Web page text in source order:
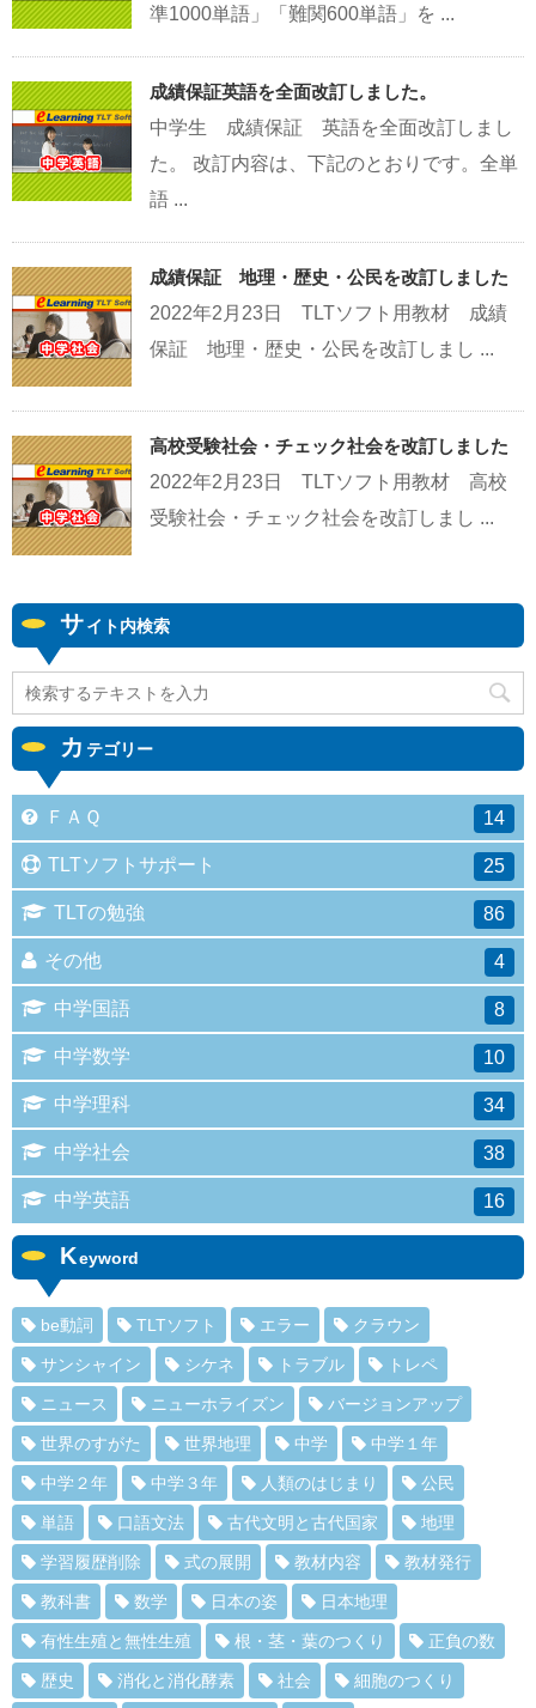
準1000単語」「難関600単語」を ...
成績保証英語を全面改訂しました。
中学生 成績保証 英語を全面改訂しまし
た。 改訂内容は、下記のとおりです。全単
語 ...
成績保証 地理・歴史・公民を改訂しました
2022年2月23日 TLTソフト用教材 成績
保証 地理・歴史・公民を改訂しまし ...
高校受験社会・チェック社会を改訂しました
2022年2月23日 TLTソフト用教材 高校
受験社会・チェック社会を改訂しまし ...
サイト内検索
カ テゴリー
ＦＡＱ 14
TLTソフトサポート 25
TLTの勉強 86
その他 4
中学国語 8
中学数学 10
中学理科 34
中学社会 38
中学英語 16
Keyword
be動詞 TLTソフト エラー クラウン
サンシャイン シケネ トラブル トレペ
ニュース ニューホライズン バージョンアップ
世界のすがた 世界地理 中学 中学１年
中学２年 中学３年 人類のはじまり 公民
単語 口語文法 古代文明と古代国家 地理
学習履歴削除 式の展開 教材内容 教材発行
教科書 数学 日本の姿 日本地理
有性生殖と無性生殖 根・茎・葉のつくり 正負の数
歴史 消化と消化酵素 社会 細胞のつくり